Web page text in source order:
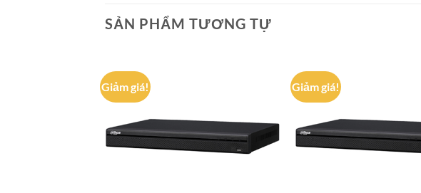
SẢN PHẨM TƯƠNG TỰ
Giảm giá! Giảm giá!